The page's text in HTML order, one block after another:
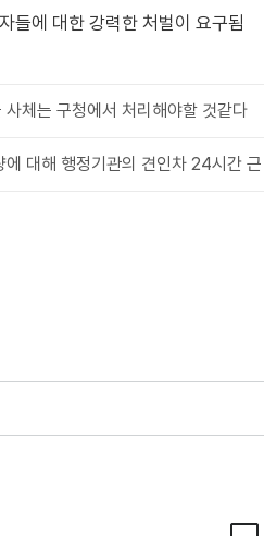
들에 대한 강력한 처벌이 요구됨
사체는 구청에서 처리해야할 것같다
에 대해 행정기관의 견인차 24시간 근